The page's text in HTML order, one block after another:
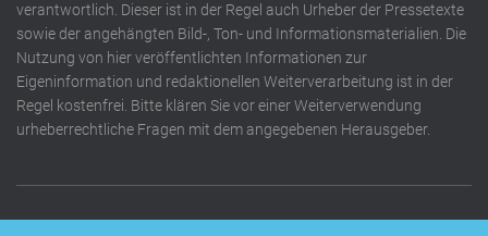
verantwortlich. Dieser ist in der Regel auch Urheber der Pressetexte
sowie der angehängten Bild-, Ton- und Informationsmaterialien. Die
Nutzung von hier veröffentlichten Informationen zur
Eigeninformation und redaktionellen Weiterverarbeitung ist in der
Regel kostenfrei. Bitte klären Sie vor einer Weiterverwendung
urheberrechtliche Fragen mit dem angegebenen Herausgeber.